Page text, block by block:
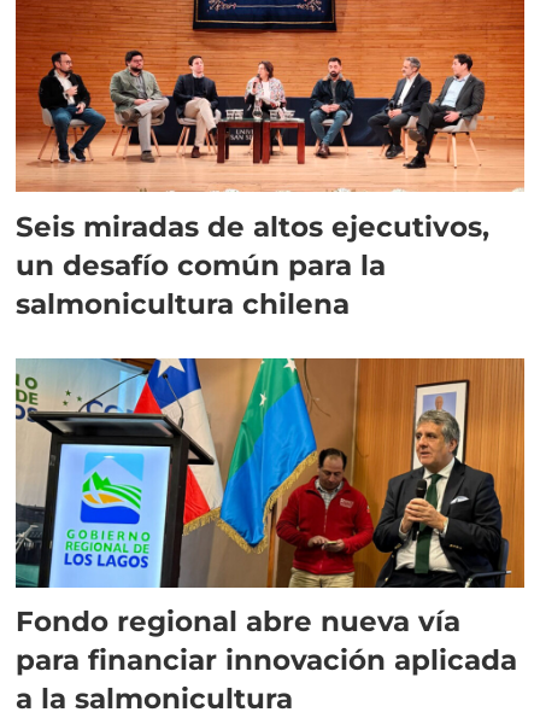
Seis miradas de altos ejecutivos,
un desafío común para la
salmonicultura chilena
Fondo regional abre nueva vía
para financiar innovación aplicada
a la salmonicultura